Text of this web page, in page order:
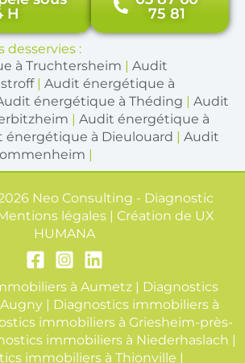
H
75 81
desservies :
à Truchtersheim | Audit
| Audit énergétique à
énergétique à Théding | Audit
| Audit énergétique à
énergétique à Dieulouard | Audit
|
Neo Consulting - Diagnostic
légales | Création de UX
HUMANA
à Aumetz| Diagnostics
| Diagnostics immobiliers à
immobiliers à Griesheim-près-
immobiliers à Niederhaslach |
immobiliers à Thionville |